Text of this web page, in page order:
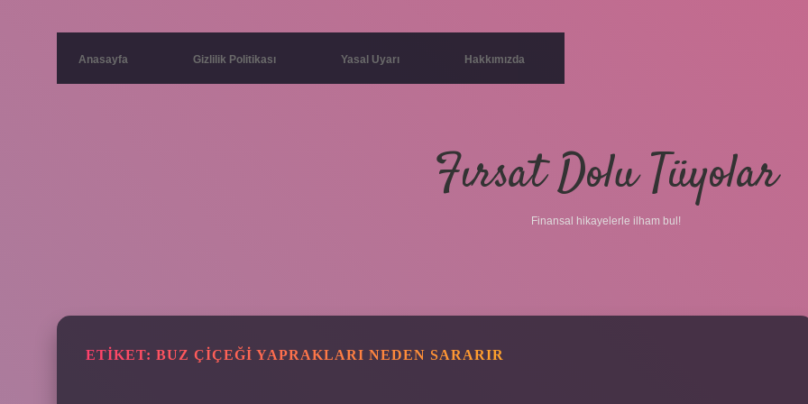
Anasayfa Gizlilik Politikası Yasal Uyarı Hakkımızda
Fırsat Dolu Tüyolar
Finansal hikayelerle ilham bul!
ETIKET: BUZ ÇIÇEĞI YAPRAKLARI NEDEN SARARIR